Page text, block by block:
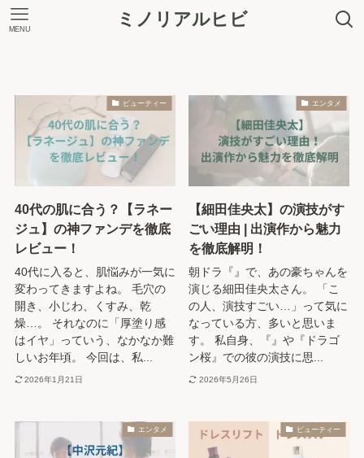
ミノリアルヒビ
MENU
ビューティー
40代の肌に合う？【ラネー
ジュ】の神ファンデを徹底
レビュー！
40代に入ると、肌悩みが一気に
変わってきますよね。 毛穴の
開き、小じわ、くすみ、乾
燥…。 それなのに「厚塗り感
はイヤ」っていう、なかなか難
しいお年頃。 今回は、私...
2026年1月21日
エンタメ
【細田佳央太】の演技がす
ごい理由 | 出演作から魅力
を徹底解明！
朝ドラ『』で、あの豪ちゃんを
演じる細田佳央太さん。 「こ
の人、演技すごい…」って気に
なっている方、多いと思いま
す。 私自身、『』や『ドラゴ
ン桜』での彼の演技に思...
2026年5月26日
エンタメ ビューティー